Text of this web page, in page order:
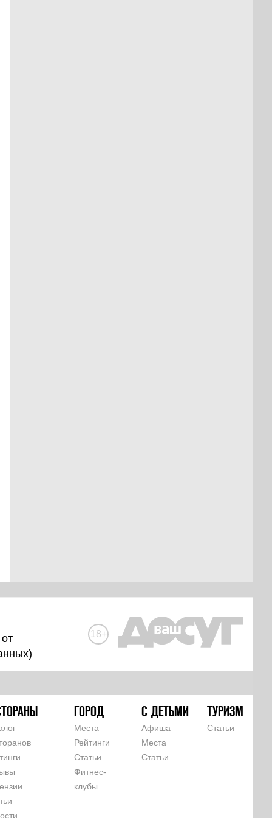
)
18+
ГОРОД
Места
Рейтинги
Статьи
Фитнес-
клубы
С ДЕТЬМИ
Афиша
Места
Статьи
ТУРИЗМ
Статьи